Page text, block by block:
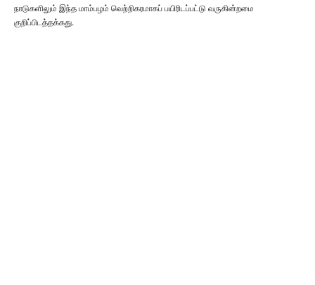
நாடுகளிலும் இந்த மாம்பழம் வெற்றிகரமாகப் பயிரிடப்பட்டு வருகின்றமை
குறிப்பிடத்தக்கது.